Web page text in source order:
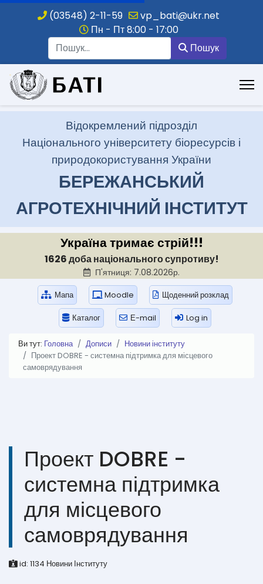
(03548) 2-11-59
vp_bati@ukr.net
Пн - Пт 8:00 - 17:00
Пошук
.
Відокремлений підрозділ
Національного університету біоресурсів і
природокористування України
БЕРЕЖАНСЬКИЙ
АГРОТЕХНІЧНИЙ ІНСТИТУТ
Україна тримає стрій!!!
1626 доба національного супротиву!
П'ятниця: 7.08.2026р.
Мапа Moodle Щоденний розклад
Каталог Е-mail Log in
Ви тут: Головна Дописи
Новини інституту
Проект DOBRE - системна підтримка для місцевого
самоврядування
Проект DOBRE -
системна підтримка
для місцевого
самоврядування
id: 1134 Новини Інституту